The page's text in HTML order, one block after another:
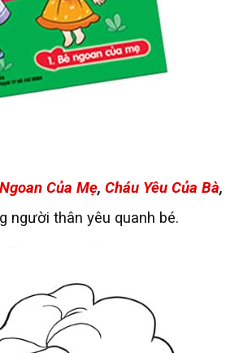
Của Mẹ, Cháu Yêu Của Bà,
người thân yêu quanh bé.